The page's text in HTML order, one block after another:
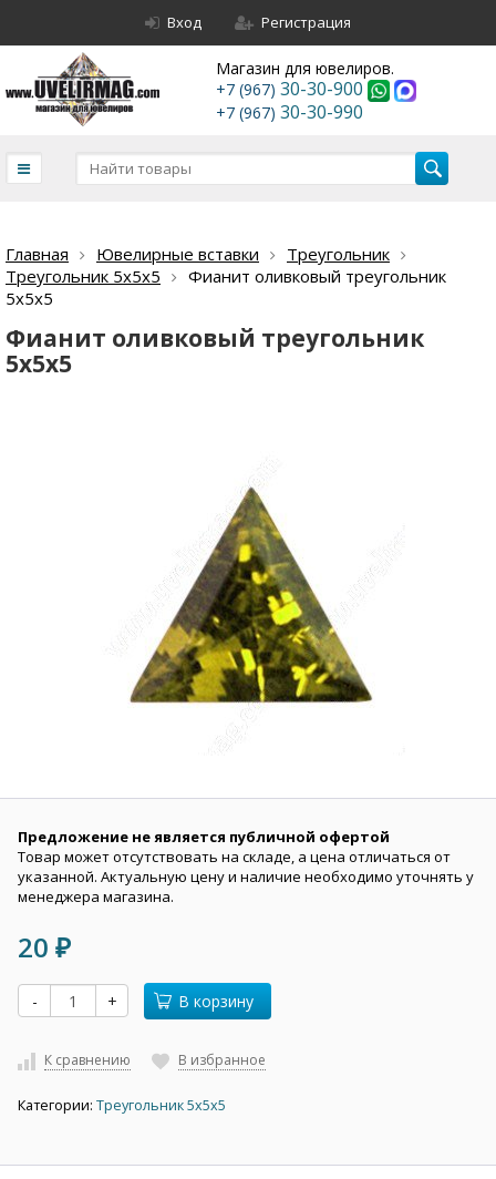
Вход Регистрация
Магазин для ювелиров.
+7 (967) 30-30-900
+7 (967) 30-30-990
Главная Ювелирные вставки
Треугольник
Треугольник 5х5х5
Фианит оливковый треугольник
5х5х5
Фианит оливковый треугольник
5х5х5
Предложение не является публичной офертой
Товар может отсутствовать на складе, а цена отличаться от
указанной. Актуальную цену и наличие необходимо уточнять у
менеджера магазина.
20 ₽
- + В корзину
К сравнению В избранное
Категории: Треугольник 5х5х5